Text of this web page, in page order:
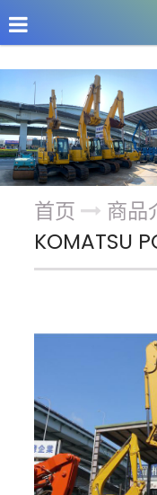
公司介绍 最新消
首页 商
KOMATSU